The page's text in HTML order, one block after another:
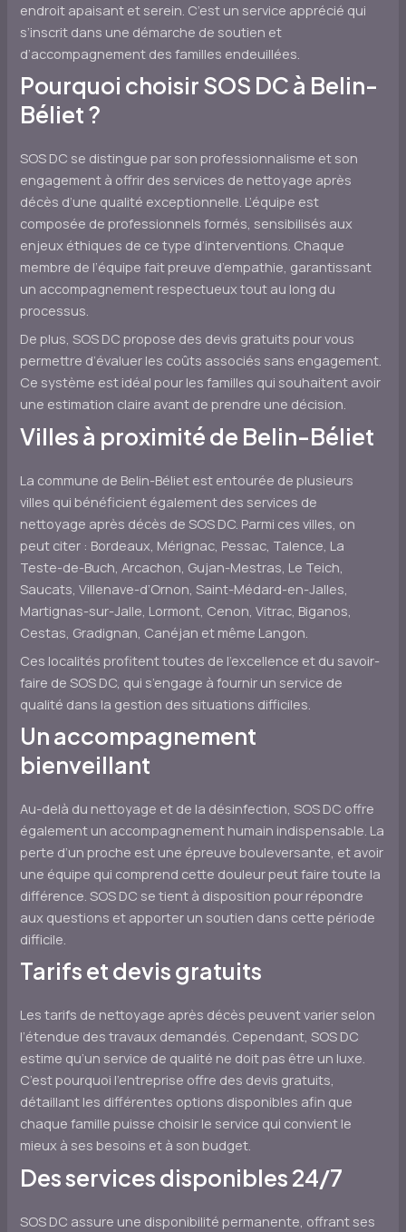
endroit apaisant et serein. C’est un service apprécié qui
s’inscrit dans une démarche de soutien et
d’accompagnement des familles endeuillées.
Pourquoi choisir SOS DC à Belin-
Béliet ?
SOS DC se distingue par son professionnalisme et son
engagement à offrir des services de nettoyage après
décès d’une qualité exceptionnelle. L’équipe est
composée de professionnels formés, sensibilisés aux
enjeux éthiques de ce type d’interventions. Chaque
membre de l’équipe fait preuve d’empathie, garantissant
un accompagnement respectueux tout au long du
processus.
De plus, SOS DC propose des devis gratuits pour vous
permettre d’évaluer les coûts associés sans engagement.
Ce système est idéal pour les familles qui souhaitent avoir
une estimation claire avant de prendre une décision.
Villes à proximité de Belin-Béliet
La commune de Belin-Béliet est entourée de plusieurs
villes qui bénéficient également des services de
nettoyage après décès de SOS DC. Parmi ces villes, on
peut citer : Bordeaux, Mérignac, Pessac, Talence, La
Teste-de-Buch, Arcachon, Gujan-Mestras, Le Teich,
Saucats, Villenave-d’Ornon, Saint-Médard-en-Jalles,
Martignas-sur-Jalle, Lormont, Cenon, Vitrac, Biganos,
Cestas, Gradignan, Canéjan et même Langon.
Ces localités profitent toutes de l’excellence et du savoir-
faire de SOS DC, qui s’engage à fournir un service de
qualité dans la gestion des situations difficiles.
Un accompagnement
bienveillant
Au-delà du nettoyage et de la désinfection, SOS DC offre
également un accompagnement humain indispensable. La
perte d’un proche est une épreuve bouleversante, et avoir
une équipe qui comprend cette douleur peut faire toute la
différence. SOS DC se tient à disposition pour répondre
aux questions et apporter un soutien dans cette période
difficile.
Tarifs et devis gratuits
Les tarifs de nettoyage après décès peuvent varier selon
l’étendue des travaux demandés. Cependant, SOS DC
estime qu’un service de qualité ne doit pas être un luxe.
C’est pourquoi l’entreprise offre des devis gratuits,
détaillant les différentes options disponibles afin que
chaque famille puisse choisir le service qui convient le
mieux à ses besoins et à son budget.
Des services disponibles 24/7
SOS DC assure une disponibilité permanente, offrant ses